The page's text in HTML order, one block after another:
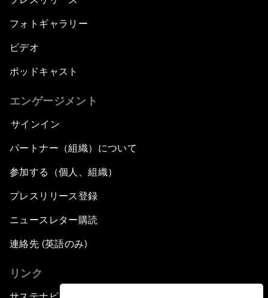
フォトギャラリー
ビデオ
ポッドキャスト
エンゲージメント
サインイン
パートナー（組織）について
参加する（個人、組織）
プレスリリース登録
ニュースレター購読
連絡先 (英語のみ)
リンク